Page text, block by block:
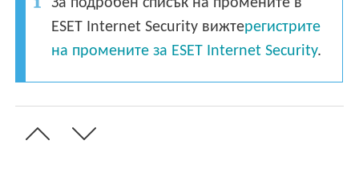
За подробен списък на промените в
ESET Internet Security вижтерегистрите
на промените за ESET Internet Security.